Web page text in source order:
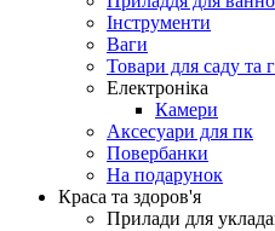
Інструменти
Ваги
Товари для саду та
Електроніка
Камери
Aксесуари для пк
Повербанки
На подарунок
Краса та здоров'я
Прилади для